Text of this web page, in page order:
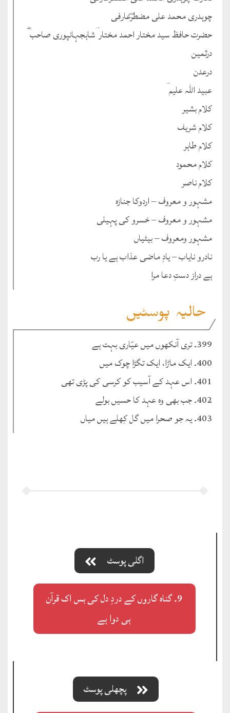
چوہدری محمد علی مضطرؔعارفی
حضرت حافظ سید مختار احمد مختار ؔشاہجہانپوری صاحب ؓ
درثمین
درعدن
عبید اللہ علیم ؔ
کلام بشیر
کلام شریف
کلام طاہر
کلام محمود
کلام ناصر
مشہور و معروف – اردوکا جنازہ
مشہور و معروف – خسرو کی پہیلی
مشہور ومعروف – بیٹیاں
نادرو نایاب – یادِ ماضی عذاب ہے یا رب
ہے دراز دستِ دعا مرا
حالیہ پوسٹیں
399۔ تری آنکھوں میں عیّاری بہت ہے
400۔ ایک ماڑا، ایک تگڑا چوک میں
401۔ اس عہد کے آسیب کو کرسی کی پڑی تھی
402۔ جب بھی وہ عہد کا حسیں بولے
403۔ یہ جو صحرا میں گل کِھلے ہیں میاں
اگلی پوسٹ
9۔ گناہ گاروں کے دردِ دل کی بس اک قرآن
ہی دوا ہے
پچھلی پوسٹ